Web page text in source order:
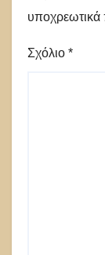
υποχρεωτικά
Σχόλιο *